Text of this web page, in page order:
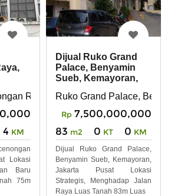
Raya, Jakarta Pusat
4 KM
Lokasi
Baru
75m
Dijual Ruko Grand
Palace, Benyamin
Sueb, Kemayoran,
Ruko Grand Palace,
Rp 7,500,000,000
83 m2 0 KT 0 KM
Dijual Ruko Grand Palace,
Benyamin Sueb, Kemayoran,
Jakarta Pusat Lokasi
Strategis, Menghadap Jalan
Raya Luas Tanah 83m Luas